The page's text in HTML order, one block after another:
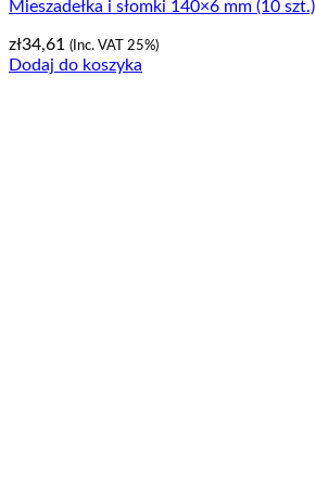
Mieszadełka i słomki 140×6 mm (10 szt.)
zł34,61 (Inc. VAT 25%)
Dodaj do koszyka